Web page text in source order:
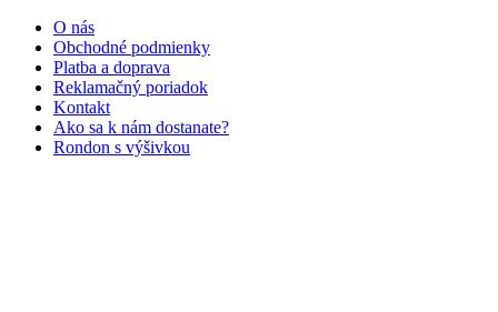
O nás
Obchodné podmienky
Platba a doprava
Reklamačný poriadok
Kontakt
Ako sa k nám dostanate?
Rondon s výšivkou